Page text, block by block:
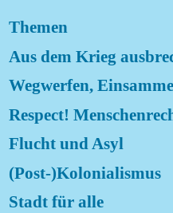
Themen
Aus dem Krieg
Wegwerfen,
Respect!
Flucht und Asyl
(Post-)Kolonialismus
Stadt für alle